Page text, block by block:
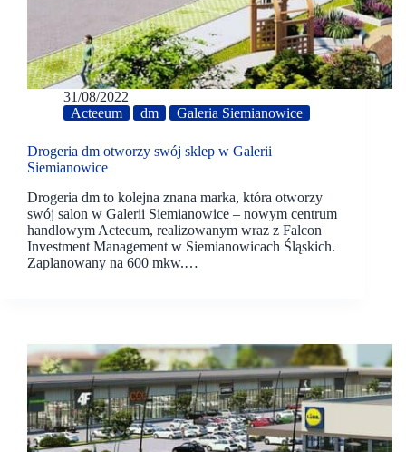
31/08/2022
Acteeum
dm Galeria Siemianowice
Drogeria dm otworzy swój sklep w Galerii
Siemianowice
Drogeria dm to kolejna znana marka, która otworzy
swój salon w Galerii Siemianowice – nowym centrum
handlowym Acteeum, realizowanym wraz z Falcon
Investment Management w Siemianowicach Śląskich.
Zaplanowany na 600 mkw.…